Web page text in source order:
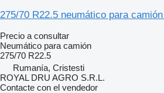
275/70 R22.5 neumático para
Precio a consultar
Neumático para camión
275/70 R22.5
Rumanía, Cristesti
ROYAL DRU AGRO S.R.L.
Contacte con el vendedor